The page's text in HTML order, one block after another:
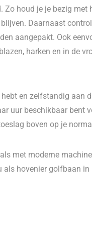
houd je je bezig met
Daarnaast
aangepakt. Ook
harken en in de
en zelfstandig aan
uur beschikbaar bent
boven op je
met moderne
hovenier golfbaan in